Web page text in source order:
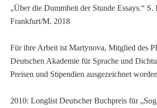
„Über die Dummheit der Stunde Essays.“ S.
Frankfurt/M. 2018
Für ihre Arbeit ist Martynova, Mitglied des
Deutschen Akademie für Sprache und
Preisen und Stipendien ausgezeichnet
2010: Longlist Deutscher Buchpreis für